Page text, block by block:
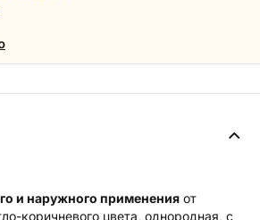
и наружного применения от
коричневого цвета, однородная, с